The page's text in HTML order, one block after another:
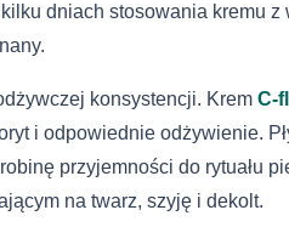
Dostawa do
Kurier DHL
Wiadomość
Wyrażam
dniach stosowania kremu
konsystencji. Krem C-
i odpowiednie odżywienie.
przyjemności do rytuału
na twarz, szyję i dekolt.